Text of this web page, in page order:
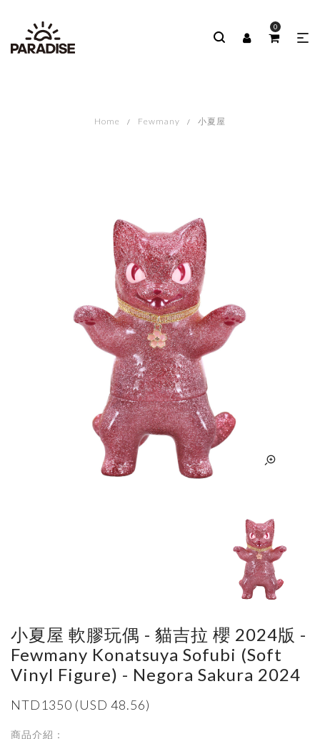
0
Home Fewmany 小夏屋
小夏屋 軟膠玩偶 - 貓吉拉 櫻 2024版 -
Fewmany Konatsuya Sofubi (Soft
Vinyl Figure) - Negora Sakura 2024
NTD1350 (USD 48.56)
商品介紹：